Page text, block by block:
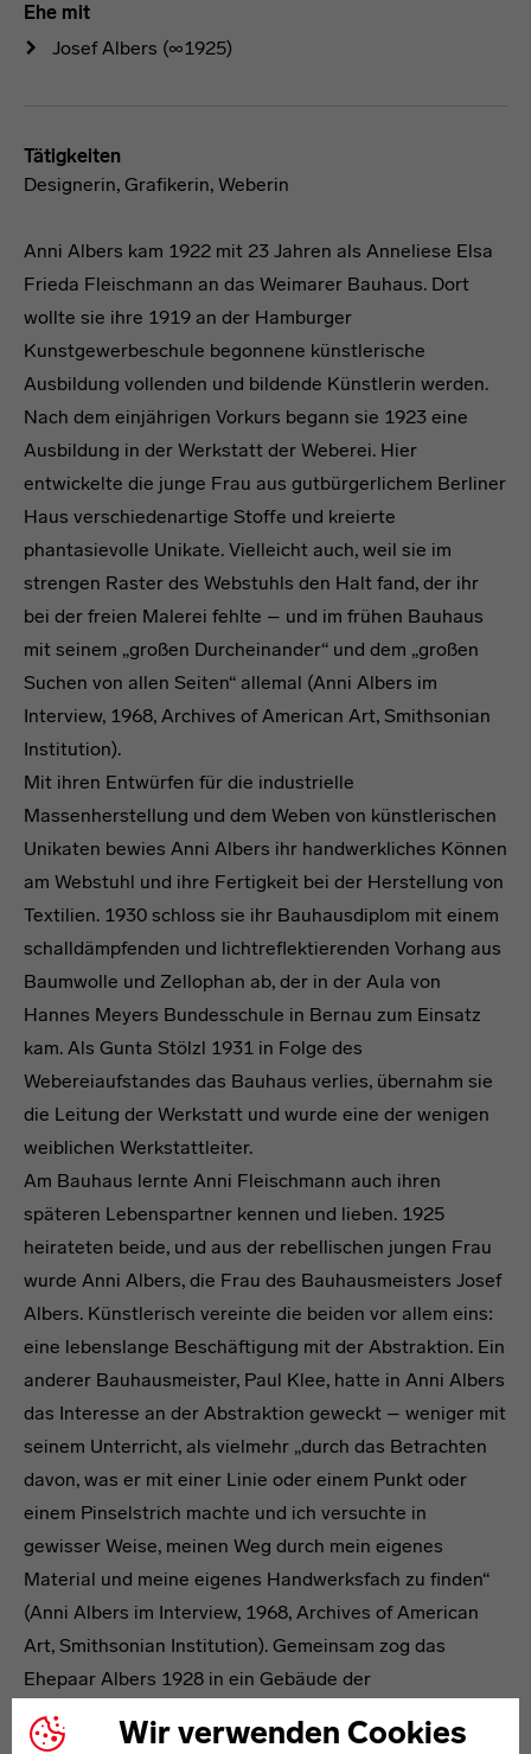
Wir verwenden Cookies
Ehe mit
Josef Albers (∞1925)
Tätigkeiten
Designerin, Grafikerin, Weberin
Anni Albers kam 1922 mit 23 Jahren als Anneliese Elsa
Frieda Fleischmann an das Weimarer Bauhaus. Dort
wollte sie ihre 1919 an der Hamburger
Kunstgewerbeschule begonnene künstlerische
Ausbildung vollenden und bildende Künstlerin werden.
Nach dem einjährigen Vorkurs begann sie 1923 eine
Ausbildung in der Werkstatt der Weberei. Hier
entwickelte die junge Frau aus gutbürgerlichem Berliner
Haus verschiedenartige Stoffe und kreierte
phantasievolle Unikate. Vielleicht auch, weil sie im
strengen Raster des Webstuhls den Halt fand, der ihr
bei der freien Malerei fehlte – und im frühen Bauhaus
mit seinem „großen Durcheinander“ und dem „großen
Suchen von allen Seiten“ allemal (Anni Albers im
Interview, 1968, Archives of American Art, Smithsonian
Institution).
Mit ihren Entwürfen für die industrielle
Massenherstellung und dem Weben von künstlerischen
Unikaten bewies Anni Albers ihr handwerkliches Können
am Webstuhl und ihre Fertigkeit bei der Herstellung von
Textilien. 1930 schloss sie ihr Bauhausdiplom mit einem
schalldämpfenden und lichtreflektierenden Vorhang aus
Baumwolle und Zellophan ab, der in der Aula von
Hannes Meyers Bundesschule in Bernau zum Einsatz
kam. Als Gunta Stölzl 1931 in Folge des
Webereiaufstandes das Bauhaus verlies, übernahm sie
die Leitung der Werkstatt und wurde eine der wenigen
weiblichen Werkstattleiter.
Am Bauhaus lernte Anni Fleischmann auch ihren
späteren Lebenspartner kennen und lieben. 1925
heirateten beide, und aus der rebellischen jungen Frau
wurde Anni Albers, die Frau des Bauhausmeisters Josef
Albers. Künstlerisch vereinte die beiden vor allem eins:
eine lebenslange Beschäftigung mit der Abstraktion. Ein
anderer Bauhausmeister, Paul Klee, hatte in Anni Albers
das Interesse an der Abstraktion geweckt – weniger mit
seinem Unterricht, als vielmehr „durch das Betrachten
davon, was er mit einer Linie oder einem Punkt oder
einem Pinselstrich machte und ich versuchte in
gewisser Weise, meinen Weg durch mein eigenes
Material und meine eigenes Handwerksfach zu finden“
(Anni Albers im Interview, 1968, Archives of American
Art, Smithsonian Institution). Gemeinsam zog das
Ehepaar Albers 1928 in ein Gebäude der
Meisterhaussiedlung. Als das Dessauer Bauhaus 1932
geschlossen wurde, gingen die Albers mit nach Berlin.